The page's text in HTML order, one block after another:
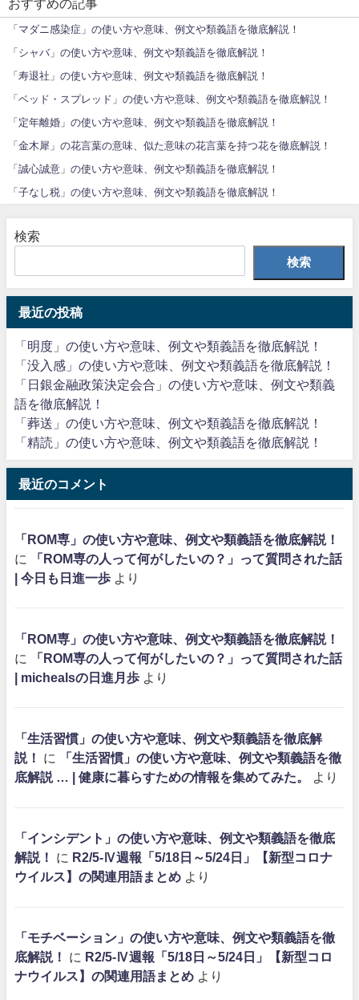
おすすめの記事
「マダニ感染症」の使い方や意味、例文や類義語を徹底解説！
「シャバ」の使い方や意味、例文や類義語を徹底解説！
「寿退社」の使い方や意味、例文や類義語を徹底解説！
「ベッド・スプレッド」の使い方や意味、例文や類義語を徹底解説！
「定年離婚」の使い方や意味、例文や類義語を徹底解説！
「金木犀」の花言葉の意味、似た意味の花言葉を持つ花を徹底解説！
「誠心誠意」の使い方や意味、例文や類義語を徹底解説！
「子なし税」の使い方や意味、例文や類義語を徹底解説！
検索
検索
最近の投稿
「明度」の使い方や意味、例文や類義語を徹底解説！
「没入感」の使い方や意味、例文や類義語を徹底解説！
「日銀金融政策決定会合」の使い方や意味、例文や類義
語を徹底解説！
「葬送」の使い方や意味、例文や類義語を徹底解説！
「精読」の使い方や意味、例文や類義語を徹底解説！
最近のコメント
「ROM専」の使い方や意味、例文や類義語を徹底解説！
に
「ROM専の人って何がしたいの？」って質問された話
| 今日も日進一歩 より
「ROM専」の使い方や意味、例文や類義語を徹底解説！
に
「ROM専の人って何がしたいの？」って質問された話
| michealsの日進月歩 より
「生活習慣」の使い方や意味、例文や類義語を徹底解
説！
に
「生活習慣」の使い方や意味、例文や類義語を徹
底解説 … | 健康に暮らすための情報を集めてみた。
より
「インシデント」の使い方や意味、例文や類義語を徹底
解説！
に R2/5-Ⅳ週報「5/18日～5/24日」【新型コロナ
ウイルス】の関連用語まとめ より
「モチベーション」の使い方や意味、例文や類義語を徹
底解説！
に R2/5-Ⅳ週報「5/18日～5/24日」【新型コロ
ナウイルス】の関連用語まとめ より